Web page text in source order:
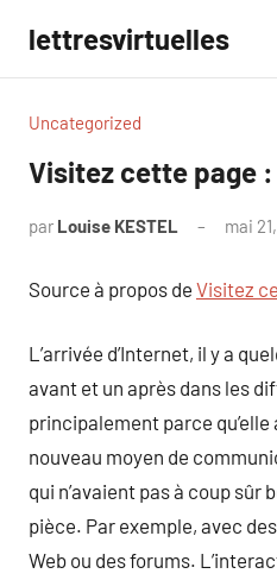
contenu
lettresvirtuelles
Uncategorized
Visitez cette page
par Louise KESTEL mai
Source à propos de Visitez
L’arrivée d’Internet, il y a
avant et un après dans les
principalement parce qu’elle
nouveau moyen de
qui n’avaient pas à coup sûr
pièce. Par exemple, avec
Web ou des forums.